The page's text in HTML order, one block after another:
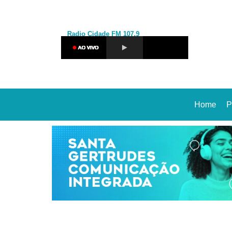
Radio Cidade FM 107,9
Home